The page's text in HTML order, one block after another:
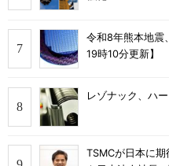
令和8年熊本地震
19時10分更新】
レゾナック、ハ
TSMCが日本に